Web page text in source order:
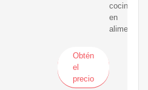
cocina,
en
alimentos
Obtén
el
precio